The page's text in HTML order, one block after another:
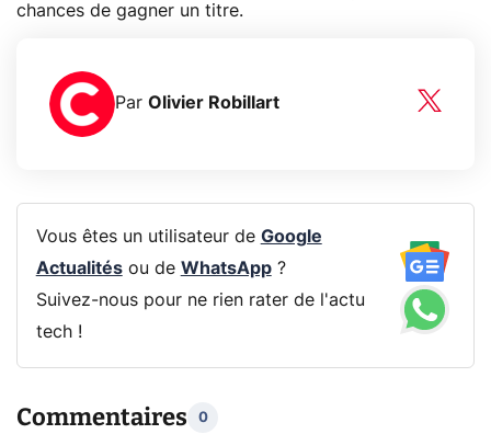
chances de gagner un titre.
Par Olivier Robillart
Vous êtes un utilisateur de Google
Actualitésou de WhatsApp?
Suivez-nous pour ne rien rater de l'actu
tech !
Commentaires 0